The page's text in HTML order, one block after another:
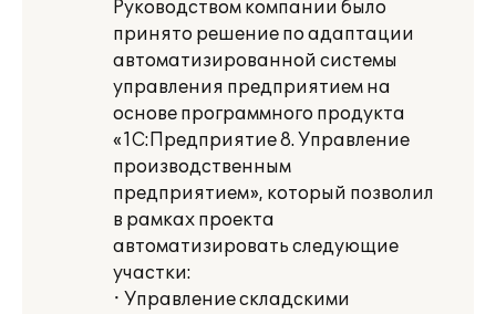
Руководством компании было
принято решение по адаптации
автоматизированной системы
управления предприятием на
основе программного продукта
«1С:Предприятие 8. Управление
производственным
предприятием», который позволил
в рамках проекта
автоматизировать следующие
участки:
· Управление складскими